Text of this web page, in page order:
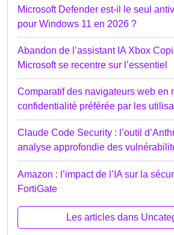
Microsoft Defender est-il le seul
pour Windows 11 en 2026 ?
Abandon de l’assistant IA Xbox
Microsoft se recentre sur l’essentiel
Comparatif des navigateurs web en
confidentialité préférée par les
Claude Code Security : l’outil
analyse approfondie des
Amazon : l’impact de l’IA sur la
FortiGate
Les articles dans